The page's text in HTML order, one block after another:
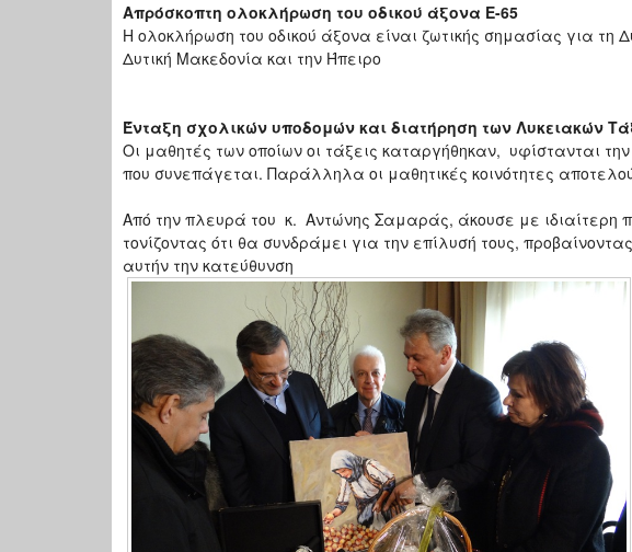
Απρόσκοπτη ολοκλήρωση του οδικού άξονα Ε-65
Η ολοκλήρωση του οδικού άξονα είναι ζωτικής σημασίας για
Δυτική Μακεδονία και την Ήπειρο
Ένταξη σχολικών υποδομών και διατήρηση των Λυκειακών
Οι μαθητές των οποίων οι τάξεις καταργήθηκαν, υφίστανται
που συνεπάγεται. Παράλληλα οι μαθητικές κοινότητες
Από την πλευρά του κ. Αντώνης Σαμαράς, άκουσε με ιδιαίτερη
τονίζοντας ότι θα συνδράμει για την επίλυσή τους,
αυτήν την κατεύθυνση